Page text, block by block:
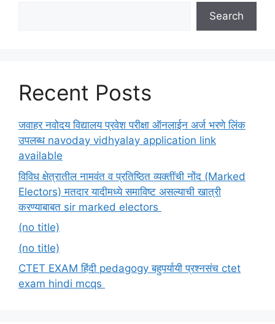
Search
Recent Posts
जवाहर नवोदय विद्यालय प्रवेश परीक्षा ऑनलाईन अर्ज भरणे लिंक
उपलब्ध navoday vidhyalay application link
available
विविध क्षेत्रातील नामवंत व प्रतिष्ठित व्यक्तींची नोंद (Marked
Electors) मतदार यादीमध्ये समाविष्ट असल्याची खात्री
करण्याबाबत sir marked electors
(no title)
(no title)
CTET EXAM हिंदी pedagogy बहुपर्यायी प्रश्नसंच ctet
exam hindi mcqs